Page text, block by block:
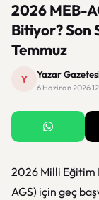
2026 MEB-
Bitiyor? Son
Temmuz
Y Yazar
6 Haziran 2026
2026 Milli Eğitim
AGS) için geç